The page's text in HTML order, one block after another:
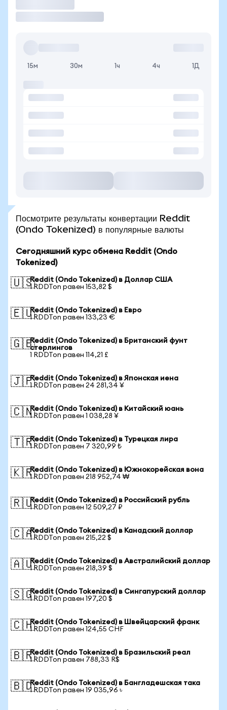
15м 30м 1ч 4ч 1Д
Посмотрите результаты конвертации Reddit
(Ondo Tokenized) в популярные валюты
Сегодняшний курс обмена Reddit (Ondo
Tokenized)
🇺🇸Reddit (Ondo Tokenized) в Доллар США
1 RDDTon равен 153,82 $
🇪🇺Reddit (Ondo Tokenized) в Евро
1 RDDTon равен 133,23 €
🇬🇧Reddit (Ondo Tokenized) в Британский фунт
стерлингов
1 RDDTon равен 114,21 £
🇯🇵Reddit (Ondo Tokenized) в Японская иена
1 RDDTon равен 24 281,34 ¥
🇨🇳Reddit (Ondo Tokenized) в Китайский юань
1 RDDTon равен 1 038,28 ¥
🇹🇷Reddit (Ondo Tokenized) в Турецкая лира
1 RDDTon равен 7 320,99 ₺
🇰🇷Reddit (Ondo Tokenized) в Южнокорейская вона
1 RDDTon равен 218 952,74 ₩
🇷🇺Reddit (Ondo Tokenized) в Российский рубль
1 RDDTon равен 12 509,27 ₽
🇨🇦Reddit (Ondo Tokenized) в Канадский доллар
1 RDDTon равен 215,22 $
🇦🇺Reddit (Ondo Tokenized) в Австралийский доллар
1 RDDTon равен 218,39 $
🇸🇬Reddit (Ondo Tokenized) в Сингапурский доллар
1 RDDTon равен 197,20 $
🇨🇭Reddit (Ondo Tokenized) в Швейцарский франк
1 RDDTon равен 124,55 CHF
🇧🇷Reddit (Ondo Tokenized) в Бразильский реал
1 RDDTon равен 788,33 R$
🇧🇩Reddit (Ondo Tokenized) в Бангладешская така
1 RDDTon равен 19 035,96 ৳